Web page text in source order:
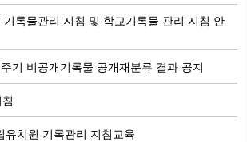
기록물관리 지침 및 학교기록물 관리 지침 안
기 비공개기록물 공개재분류 결과 공지
유치원 기록관리 지침교육